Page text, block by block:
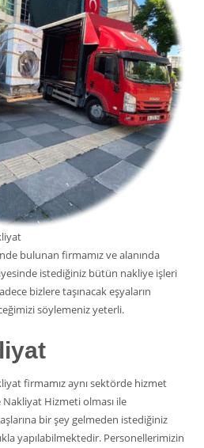
bulunan firmamız ve alanında
istediğiniz bütün nakliye işleri
bizlere taşınacak eşyaların
söylemeniz yeterli.
firmamız aynı sektörde hizmet
Hizmeti olması ile
bir şey gelmeden istediğiniz
yapılabilmektedir. Personellerimizin